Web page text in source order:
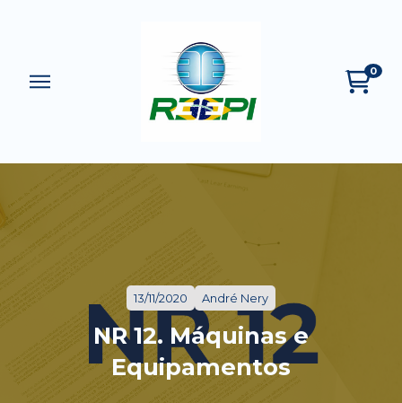
0
13/11/2020 André Nery
NR 12. Máquinas e
Equipamentos